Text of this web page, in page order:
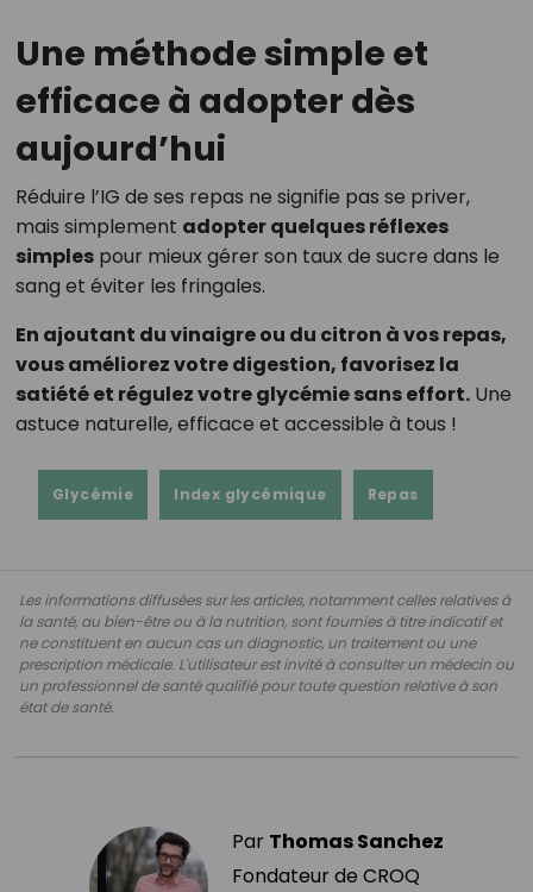
Une méthode simple et
efficace à adopter dès
aujourd’hui
Réduire l’IG de ses repas ne signifie pas se priver,
mais simplement adopter quelques réflexes
simplespour mieux gérer son taux de sucre dans le
sang et éviter les fringales.
En ajoutant du vinaigre ou du citron à vos repas,
vous améliorez votre digestion, favorisez la
satiété et régulez votre glycémie sans effort.Une
astuce naturelle, efficace et accessible à tous !
Glycémie Index glycémique Repas
Les informations diffusées sur les articles, notamment celles relatives à
la santé, au bien-être ou à la nutrition, sont fournies à titre indicatif et
ne constituent en aucun cas un diagnostic, un traitement ou une
prescription médicale. L'utilisateur est invité à consulter un médecin ou
un professionnel de santé qualifié pour toute question relative à son
état de santé.
Par Thomas Sanchez
Fondateur de CROQ